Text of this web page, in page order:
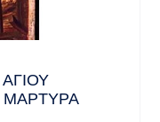
ΜΑΡΤΥΡΑ